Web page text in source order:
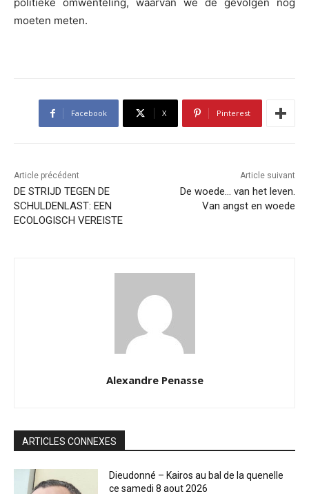
moeten meten.
Facebook X Pinterest
Article précédent
DE STRIJD TEGEN DE
SCHULDENLAST: EEN
ECOLOGISCH VEREISTE
Article suivant
De woede… van het leven.
Van angst en woede
Alexandre Penasse
ARTICLES CONNEXES
Dieudonné – Kairos au bal de la quenelle
ce samedi 8 aout 2026